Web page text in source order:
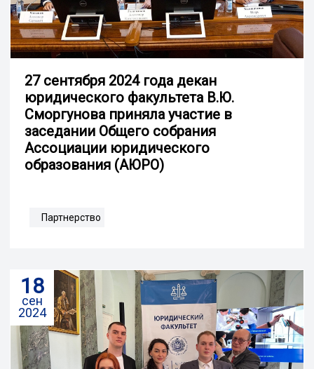
27 сентября 2024 года декан
юридического факультета В.Ю.
Сморгунова приняла участие в
заседании Общего собрания
Ассоциации юридического
образования (АЮРО)
Партнерство
18
сен
2024